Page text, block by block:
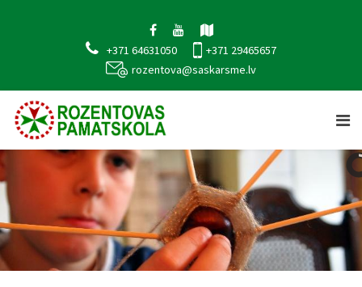
+371 64631050
+371 29465657
rozentova@saskarsme.lv